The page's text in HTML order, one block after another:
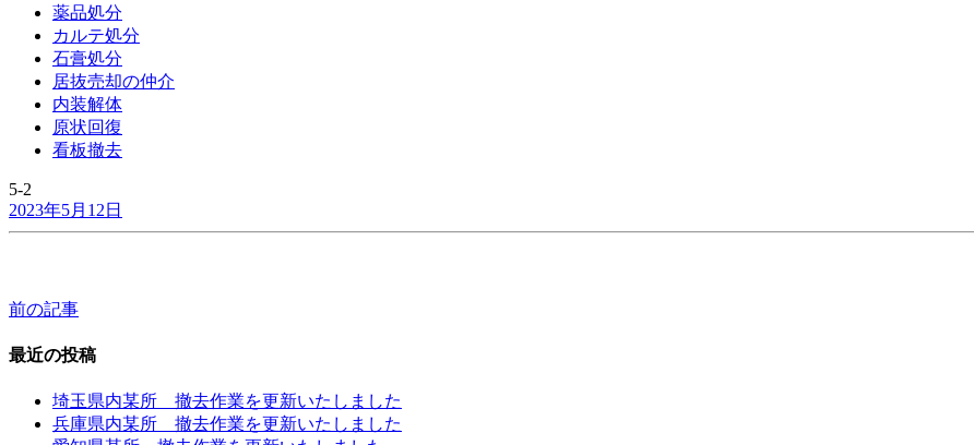
薬品処分
カルテ処分
石膏処分
居抜売却の仲介
内装解体
原状回復
看板撤去
5-2
2023年5月12日
投
稿
前の記事
最近の投稿
埼玉県内某所 撤去作業を更新いたしました
兵庫県内某所 撤去作業を更新いたしました